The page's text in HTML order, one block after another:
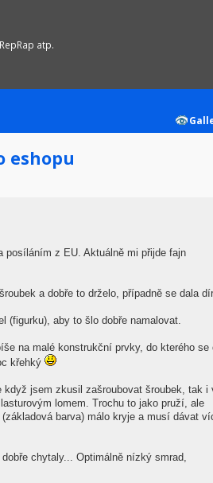
atp.
eshopu
posíláním z EU. Aktuálně mi přijde fajn
a dobře to drželo, případně se dala
(figurku), aby to šlo dobře namalovat.
na malé konstrukční prvky, do kterého se
křehký
když jsem zkusil zašroubovat šroubek, tak i
lomem. Trochu to jako pruží, ale
barva) málo kryje a musí dávat
chytaly... Optimálně nízký smrad,